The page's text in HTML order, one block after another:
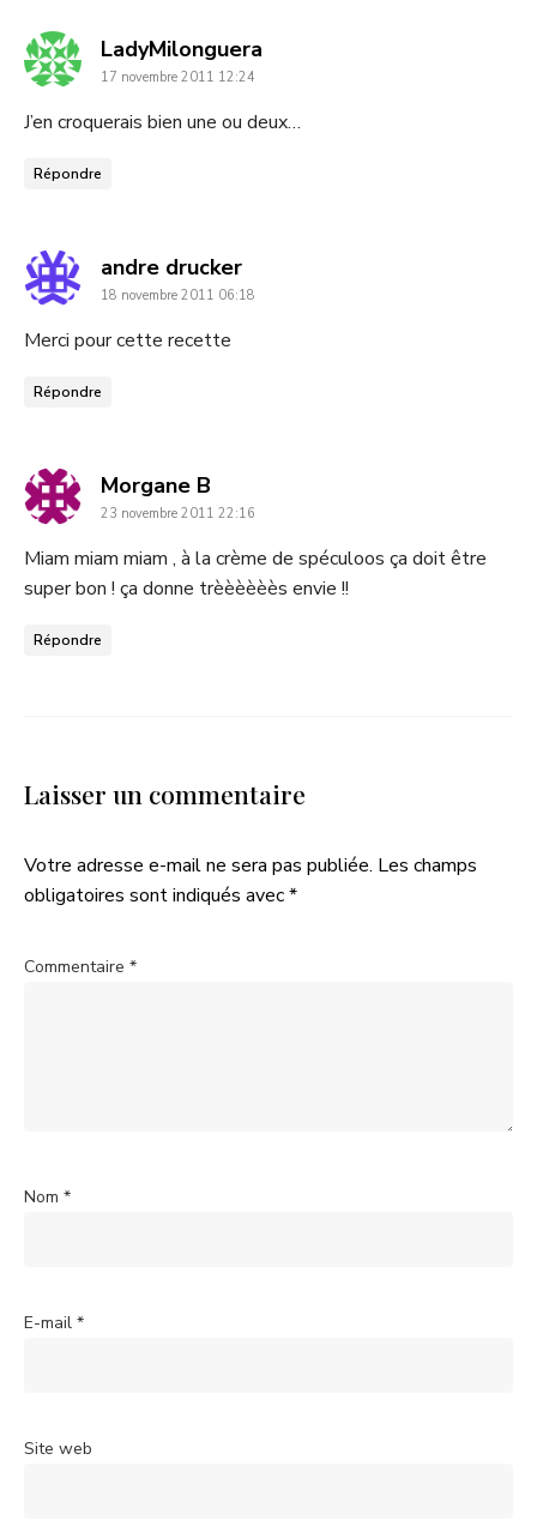
LadyMilonguera
17 novembre 2011 12:24
J’en croquerais bien une ou deux…
Répondre
andre druckerdit
:
18 novembre 2011 06:18
Merci pour cette recette
Répondre
Morgane B
:
23 novembre 2011 22:16
Miam miam miam , à la crème de spéculoos ça doit être
super bon ! ça donne trèèèèèès envie !!
Répondre
Laisser un commentaire
Votre adresse e-mail ne sera pas publiée. Les champs
obligatoires sont indiqués avec*
Commentaire *
Nom *
E-mail *
Site web